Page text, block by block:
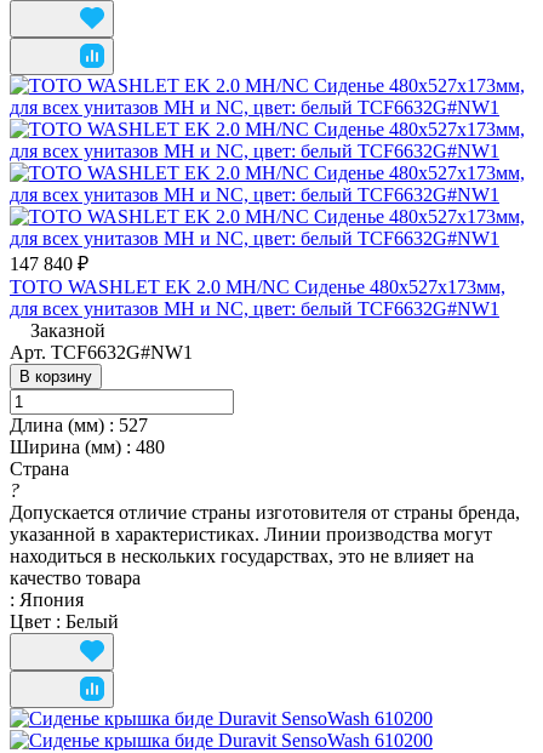
147 840 ₽
TOTO WASHLET EK 2.0 MH/NC Сиденье 480x527x173мм,
для всех унитазов MH и NC, цвет: белый TCF6632G#NW1
Заказной
Арт. TCF6632G#NW1
В корзину
Длина (мм) : 527
Ширина (мм) : 480
Страна
?
Допускается отличие страны изготовителя от страны бренда,
указанной в характеристиках. Линии производства могут
находиться в нескольких государствах, это не влияет на
качество товара
: Япония
Цвет : Белый